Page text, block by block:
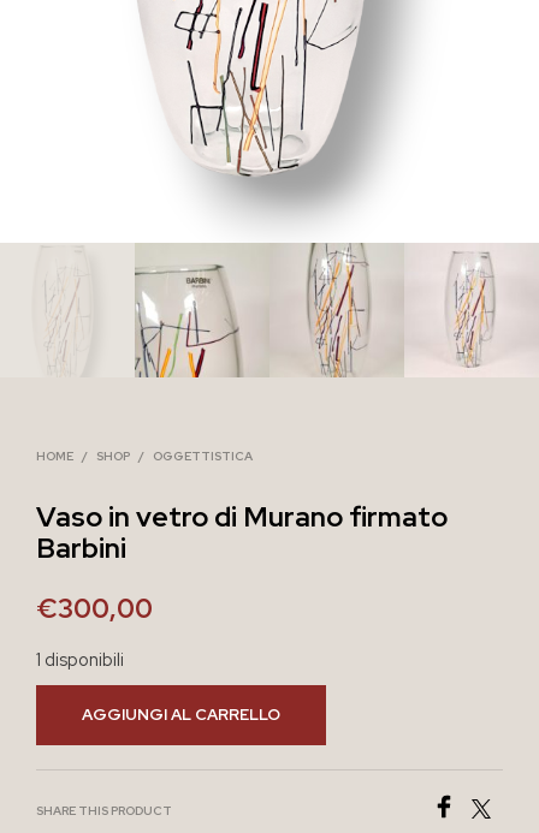
HOME / SHOP / OGGETTISTICA
Vaso in vetro di Murano firmato
Barbini
€300,00
1 disponibili
AGGIUNGI AL CARRELLO
SHARE THIS PRODUCT